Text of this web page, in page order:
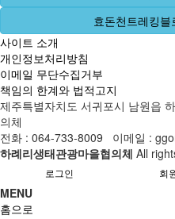
효돈천트레킹블
사이트 소개
개인정보처리방침
이메일 무단수집거부
책임의 한계와 법적고지
제주특별자치도 서귀포시 남원읍
의체
전화 : 064-733-8009 이메일 :
하례리생태관광마을협의체 All
로그인 회
MENU
홈으로